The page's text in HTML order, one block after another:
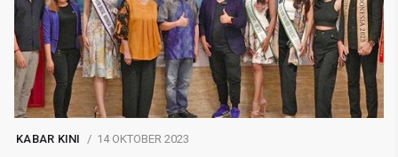
KABAR KINI 14 OKTOBER 2023